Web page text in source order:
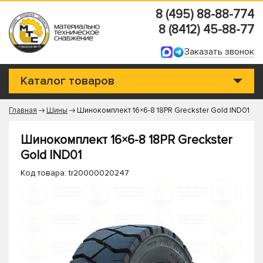
8 (495) 88-88-774
8 (8412) 45-88-77
Заказать звонок
Каталог товаров
Главная Шины Шинокомплект 16×6-8 18PR Greckster Gold IND01
Шинокомплект 16×6-8 18PR Greckster
Gold IND01
Код товара: tr20000020247